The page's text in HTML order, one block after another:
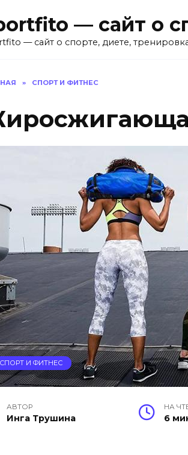
— сайт о
— сайт о спорте, диете,
» СПОРТ И ФИТНЕС
СПОРТ И ФИТНЕС
АВТОР
Инга Трушина
НА
6